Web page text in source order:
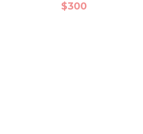
$300